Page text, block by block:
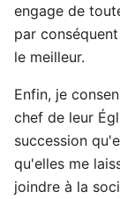
engage de
par
le meilleur.
Enfin, je
chef de leur
succession
qu'elles me
joindre à la